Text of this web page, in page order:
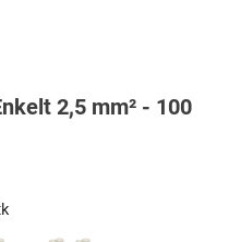
2,5 mm² - 100